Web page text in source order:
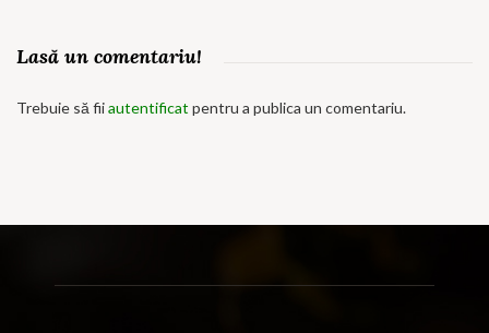
Lasă un comentariu!
Trebuie să fiiautentificat pentru a publica un comentariu.